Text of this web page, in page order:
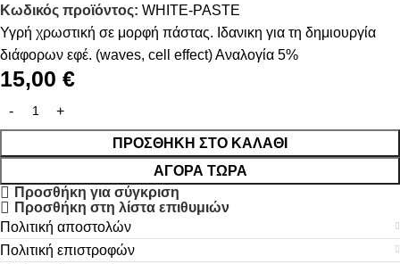
Κωδικός προϊόντος: WHITE-PASTE
Υγρή χρωστική σε μορφή πάστας. Ιδανικη για τη δημιουργία
διάφορων εφέ. (waves, cell effect) Αναλογία 5%
15,00 €
ΠΡΟΣΘΉΚΗ ΣΤΟ ΚΑΛΆΘΙ
ΑΓΟΡΆ ΤΏΡΑ
Προσθήκη για σύγκριση
Προσθήκη στη λίστα επιθυμιών
Πολιτική αποστολών
Πολιτική επιστροφών